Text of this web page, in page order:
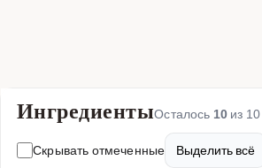
ИнгредиентыОсталось 10 из 10
Скрывать отмеченные Выделить всё